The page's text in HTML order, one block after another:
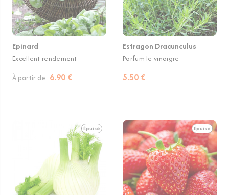
Epinard
Excellent rendement
À partir de 6.90 €
Estragon Dracunculus
Parfum le vinaigre
5.50 €
Épuisé Épuisé